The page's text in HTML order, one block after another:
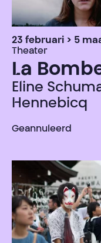
23 februari > 5
Theater
La
Eline
Hennebicq
Geannuleerd